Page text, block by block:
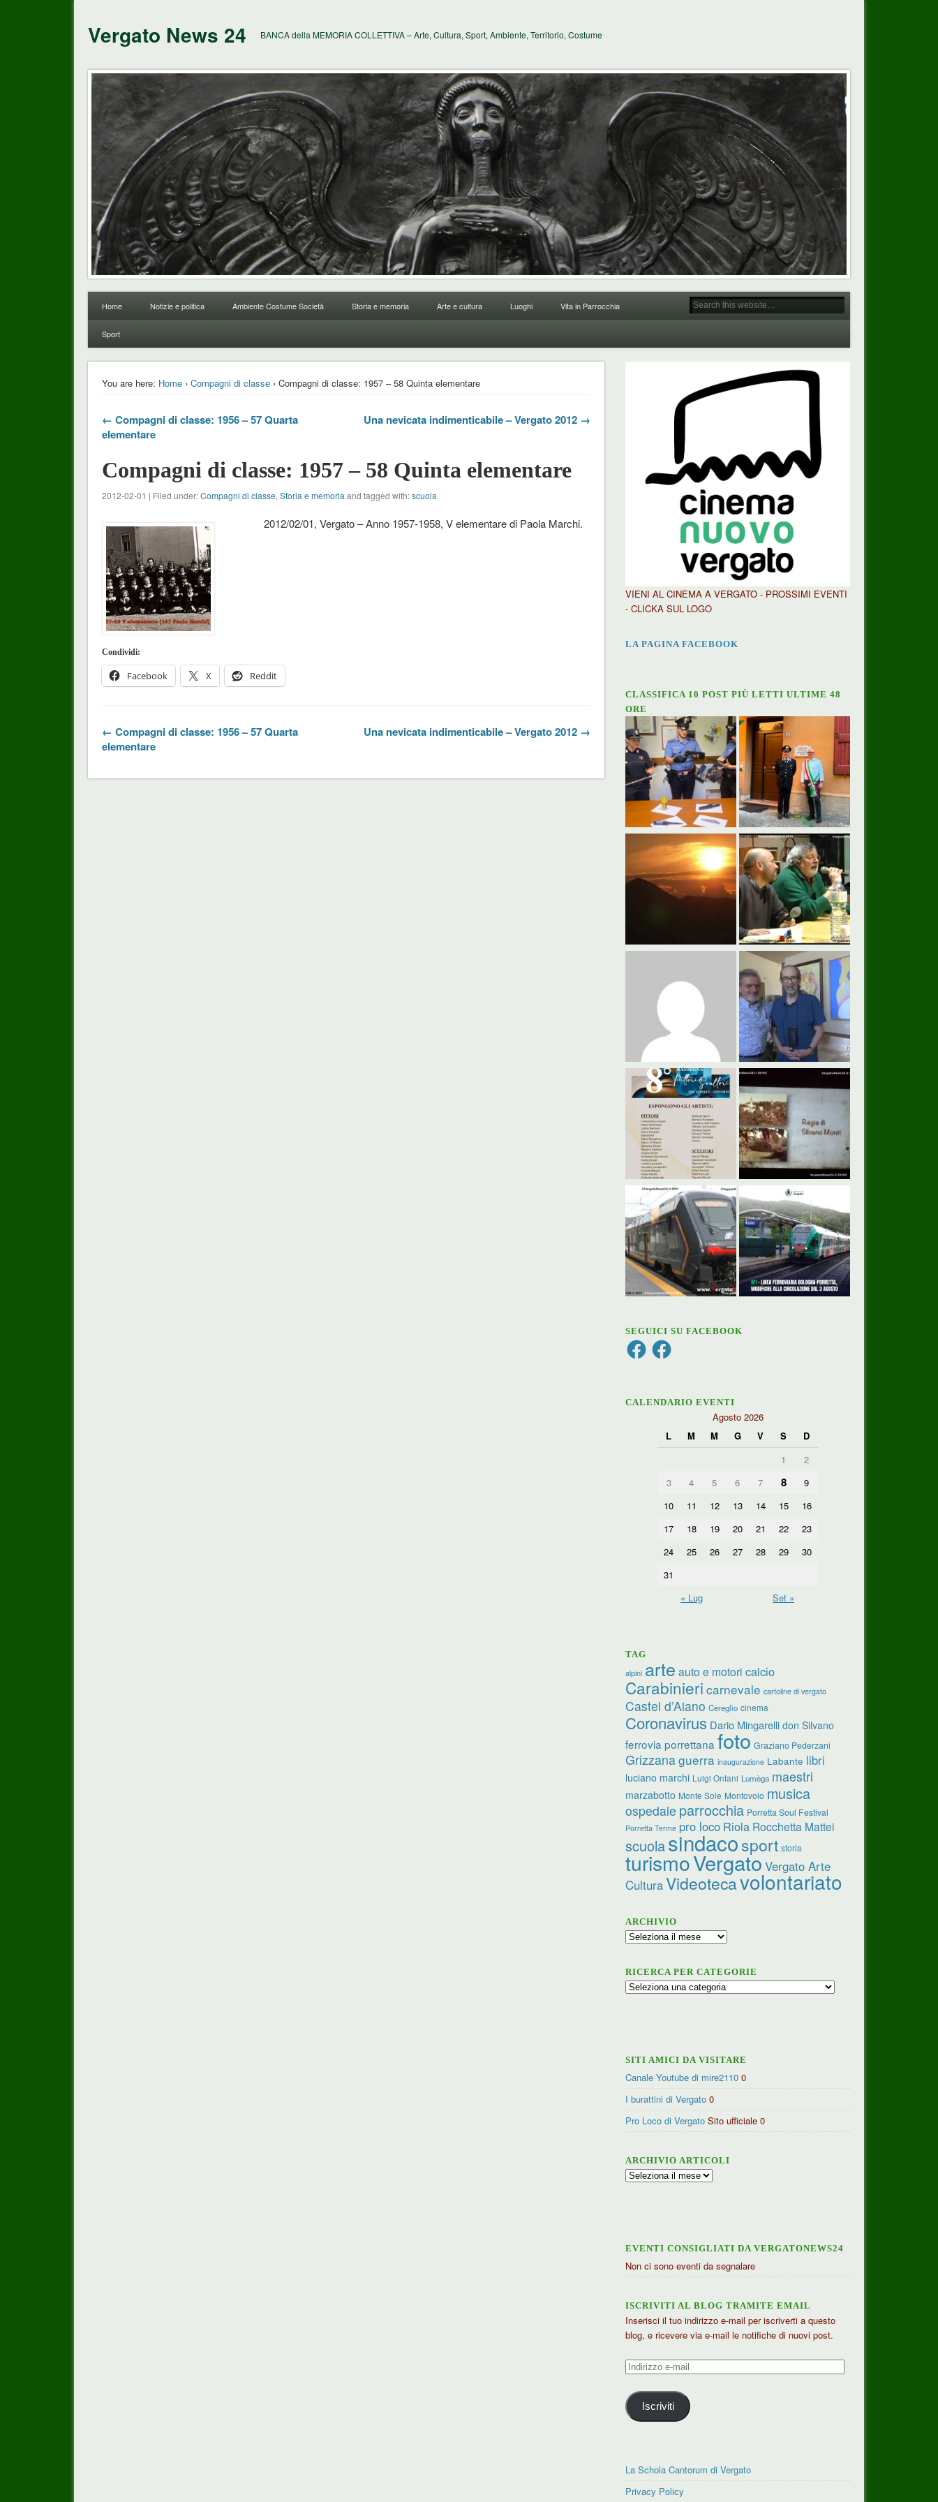
Vergato News 24 BANCA della MEMORIA COLLETTIVA – Arte, Cultura, Sport, Ambiente, Territorio, Costume
Home Notizie e politica Ambiente Costume Società Storia e memoria Arte e cultura Luoghi Vita in Parrocchia
Sport
You are here: Home› Compagni di classe› Compagni di classe: 1957 – 58 Quinta elementare
← Compagni di classe: 1956 – 57 Quarta
elementare
Una nevicata indimenticabile – Vergato 2012 →
Compagni di classe: 1957 – 58 Quinta elementare
2012-02-01 | Filed under:Compagni di classe, Storia e memoria and tagged with:scuola
2012/02/01, Vergato – Anno 1957-1958, V elementare di Paola Marchi.
Condividi:
Facebook X Reddit
← Compagni di classe: 1956 – 57 Quarta
elementare
Una nevicata indimenticabile – Vergato 2012 →
VIENI AL CINEMA A VERGATO - PROSSIMI EVENTI
- CLICKA SUL LOGO
LA PAGINA FACEBOOK
CLASSIFICA 10 POST PIÙ LETTI ULTIME 48
ORE
SEGUICI SU FACEBOOK
FacebookFacebook
CALENDARIO EVENTI
Agosto 2026
L
M M G V S
D
1
2
3
4 5 6 7 8
9
10
11 12 13 14 15
16
17
18 19 20 21 22
23
24
25 26 27 28 29
30
31
« Lug
Set »
TAG
alpini arte auto e motori calcio
Carabinieri carnevale cartoline di vergato
Castel d’Aiano Cereglio cinema
Coronavirus Dario Mingarelli don Silvano
ferrovia porrettana foto Graziano Pederzani
Grizzanaguerra inaugurazione Labante libri
luciano marchi Luigi Ontani Lumèga maestri
marzabotto Monte Sole Montovolo musica
ospedale parrocchia Porretta Soul Festival
Porretta Terme pro loco Riola Rocchetta Mattei
scuolasindacosport storia
turismoVergato Vergato Arte
CulturaVideotecavolontariato
ARCHIVIO
Archivio
RICERCA PER CATEGORIE
Ricerca
SITI AMICI DA VISITARE
Canale Youtube di mire2110 0
I burattini di Vergato 0
Pro Loco di Vergato Sito ufficiale 0
ARCHIVIO ARTICOLI
Archivio
EVENTI CONSIGLIATI DA VERGATONEWS24
Non ci sono eventi da segnalare
ISCRIVITI AL BLOG TRAMITE EMAIL
Inserisci il tuo indirizzo e-mail per iscriverti a questo
blog, e ricevere via e-mail le notifiche di nuovi post.
Indirizzo
mail
Iscriviti
La Schola Cantorum di Vergato
Privacy Policy